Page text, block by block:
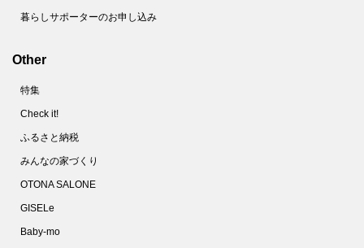
暮らしサポーターのお申し込み
Other
特集
Check it!
ふるさと納税
みんなの家づくり
OTONA SALONE
GISELe
Baby-mo